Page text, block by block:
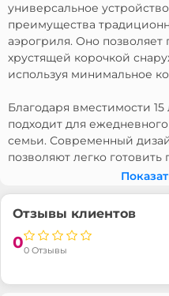
универсальное
преимущества
аэрогриля. Оно
хрустящей корочкой
используя минимальное
Благодаря вместимости
подходит для
семьи. Современный
позволяют легко готовить
Отзывы клиентов
00 Отзывы